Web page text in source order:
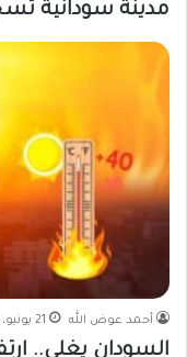
مدينة سودانية
أحمد عوض الله 21 يونيو، 2024
السودان يغلي..